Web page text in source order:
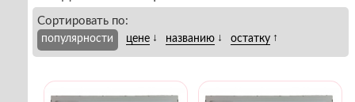
Сортировать по:
популярности цене ↓ названию ↓ остатку ↑